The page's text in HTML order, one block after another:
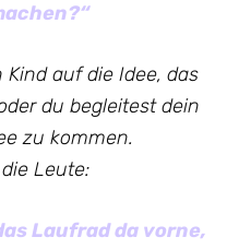
auf die Idee, das
du begleitest dein
zu kommen.
Leute:
Laufrad da vorne,